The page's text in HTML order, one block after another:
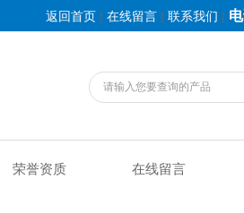
返回首页 | 在线留言 | 联系我们 |
荣誉资质 在线留言